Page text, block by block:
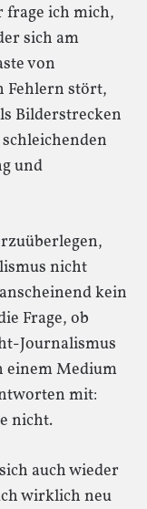
frage ich mich,
sich am
von
Fehlern stört,
Bilderstrecken
und
nicht
kein
Frage, ob
Journalismus
einem Medium
mit:
nicht.
auch wieder
wirklich neu